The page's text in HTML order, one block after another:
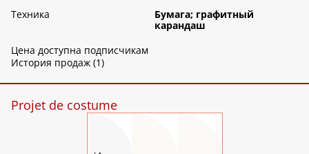
Техника
Бумага; графитный
карандаш
Цена доступна подписчикам
История продаж (1)
Projet de costume